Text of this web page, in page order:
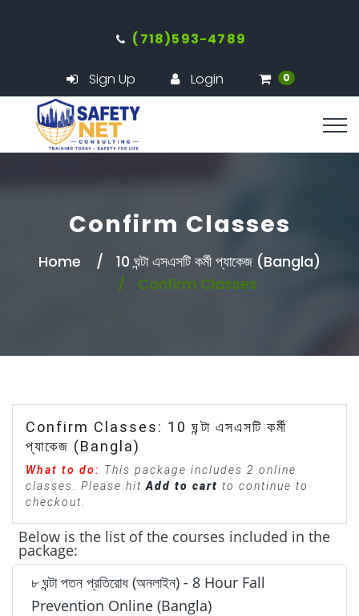
(718)593-4789
Sign Up Login 0
Confirm Classes
Home
10 ঘন্টা এসএসটি কর্মী প্যাকেজ (Bangla)
Confirm Classes
Confirm Classes: 10 ঘন্টা এসএসটি কর্মী
প্যাকেজ (Bangla)
What to do: This package includes 2 online
classes. Please hit Add to cart to continue to
checkout.
Below is the list of the courses included in the
package:
৮ ঘন্টা পতন প্রতিরোধ (অনলাইন) - 8 Hour Fall
Prevention Online (Bangla)